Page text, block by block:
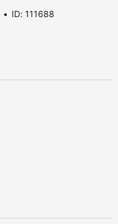
ID: 111688